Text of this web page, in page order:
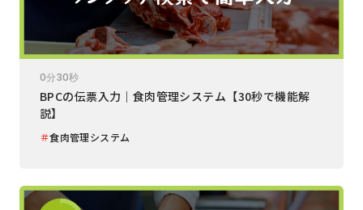
0分30秒
BPCの伝票入力｜食肉管理システム【30秒で機能解
説】
＃食肉管理システム